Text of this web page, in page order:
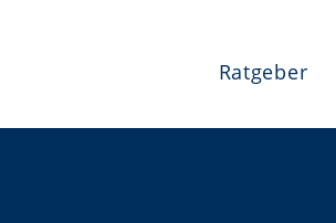
Ratgeber